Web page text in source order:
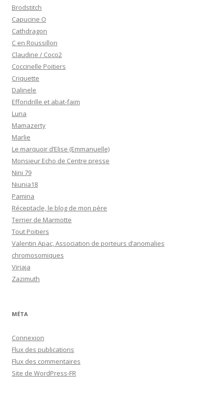
Brodstitch
Capucine O
Cathdragon
C en Roussillon
Claudine / Coco2
Coccinelle Poitiers
Criquette
Dalinele
Effondrille et abat-faim
Luna
Mamazerty
Marlie
Le marquoir d’Elise (Emmanuelle)
Monsieur Echo de Centre presse
Nini 79
Niunia18
Pamina
Réceptacle, le blog de mon père
Terrier de Marmotte
Tout Poitiers
Valentin Apac, Association de porteurs d’anomalies
chromosomiques
Virjaja
Zazimuth
MÉTA
Connexion
Flux des publications
Flux des commentaires
Site de WordPress-FR